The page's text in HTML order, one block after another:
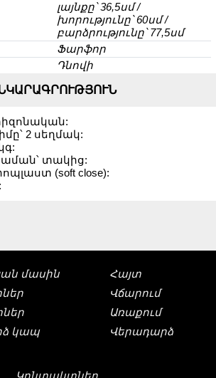
լայնքը՝ 36,5սմ /
խորությունը՝ 60սմ /
բարձրությունը՝ 77,5սմ
Ֆարֆոր
Դնովի
2 սեղմակ:
տակից:
(soft close):
մասին
կապ
Հայտ
Վճարում
Առաքում
Վերադարձ
Կոնտակտներ